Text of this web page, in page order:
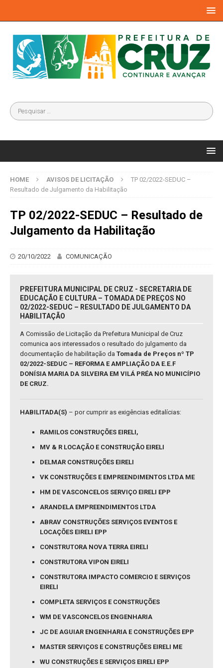
HOME AVISOS DE LICITAÇÃO
TP 02/2022-SEDUC –
Resultado de Julgamento da Habilitação
TP 02/2022-SEDUC – Resultado de
Julgamento da Habilitação
20/10/2022 COMUNICAÇÃO
PREFEITURA MUNICIPAL DE CRUZ - SECRETARIA DE
EDUCAÇÃO E CULTURA – TOMADA DE PREÇOS NO
02/2022-SEDUC – RESULTADO DE JULGAMENTO DA
HABILITAÇÃO
A Comissão de Licitação da Prefeitura Municipal de Cruz
comunica aos interessados o resultado do julgamento da
documentação de habilitação da Tomada de Preços nº TP
02/2022-SEDUC – REFORMA E AMPLIAÇÃO DA E.E.F
DONÍSIA MARIA DA SILVEIRA EM VILÁ PRÉA NO MUNICÍPIO
DE CRUZ.
HABILITADA(S) – por cumprir as exigências editalícias:
RAMILOS CONSTRUÇÕES EIRELI,
MV & R LOCAÇÃO E CONSTRUÇÃO EIRELI
DELMAR CONSTRUÇÕES EIRELI
VK CONSTRUÇÕES E EMPREENDIMENTOS LTDA ME
HM DE VASCONCELOS SERVIÇO EIRELI EPP
ARANDELA EMPREENDIMENTOS LTDA
ABRAV CONSTRUÇÕES SERVIÇOS EVENTOS E
LOCAÇÕES EIRELI EPP
CONSTRUTORA NOVA TERRA EIRELI
CONSTRUTORA VIPON EIRELI
CONSTRUTORA IMPACTO COMERCIO E SERVIÇOS
EIRELI
COMPLETA SERVIÇOS E CONSTRUÇÕES
WM DE VASCONCELOS ENGENHARIA
JC DE AGUIAR ENGENHARIA E CONSTRUÇÕES EPP
MASTER SERVIÇOS E CONSTRUÇÕES EIRELI ME
WU CONSTRUÇÕES E SERVIÇOS EIRELI EPP